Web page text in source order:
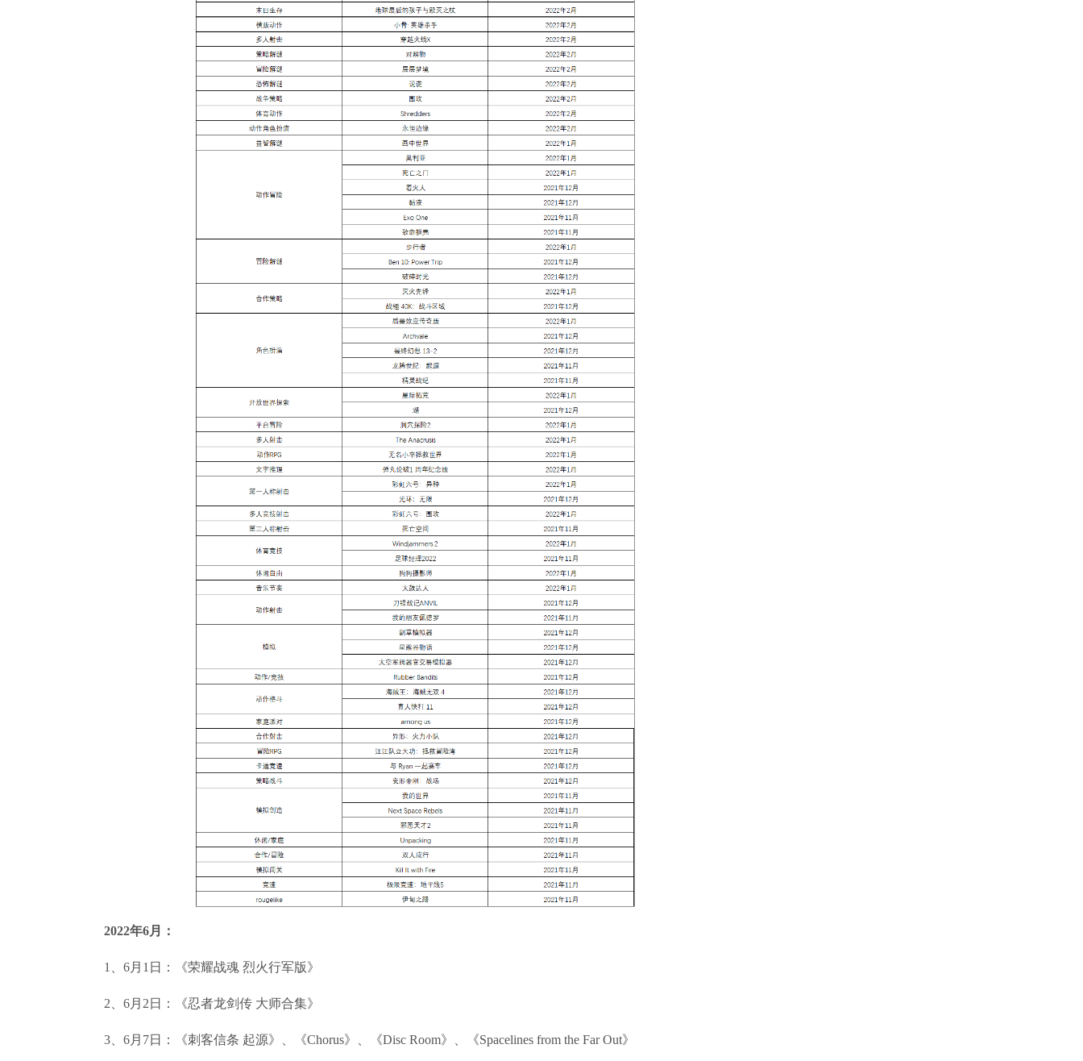
2022年6月：
1、6月1日：《荣耀战魂 烈火行军版》
2、6月2日：《忍者龙剑传 大师合集》
3、6月7日：《刺客信条 起源》、《Chorus》、《Disc Room》、《Spacelines from the Far Out》